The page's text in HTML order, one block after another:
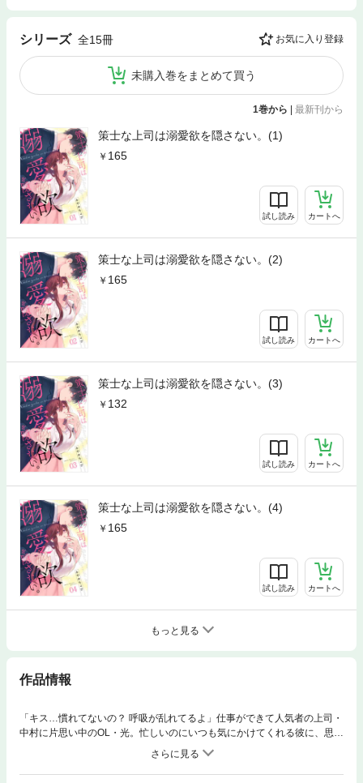
シリーズ 全15冊 お気に入り登録
未購入巻をまとめて買う
1巻から | 最新刊から
策士な上司は溺愛欲を隠さない。(1)
165
試し読み カートへ
策士な上司は溺愛欲を隠さない。(2)
165
試し読み カートへ
策士な上司は溺愛欲を隠さない。(3)
132
試し読み カートへ
策士な上司は溺愛欲を隠さない。(4)
165
試し読み カートへ
もっと見る
作品情報
「キス…慣れてないの？ 呼吸が乱れてるよ」仕事ができて人気者の上司・
中村に片思い中のOL・光。忙しいのにいつも気にかけてくれる彼に、思い
を募らせるばかり。ある日、飲み会で絡まれていたところを助けてくれた
中村に、お礼を言おうと追いかけたら、なんだか様子がおかしくて…？
「そのかわいい姿、他の誰にも見せたくない――」隠された秘密を知った